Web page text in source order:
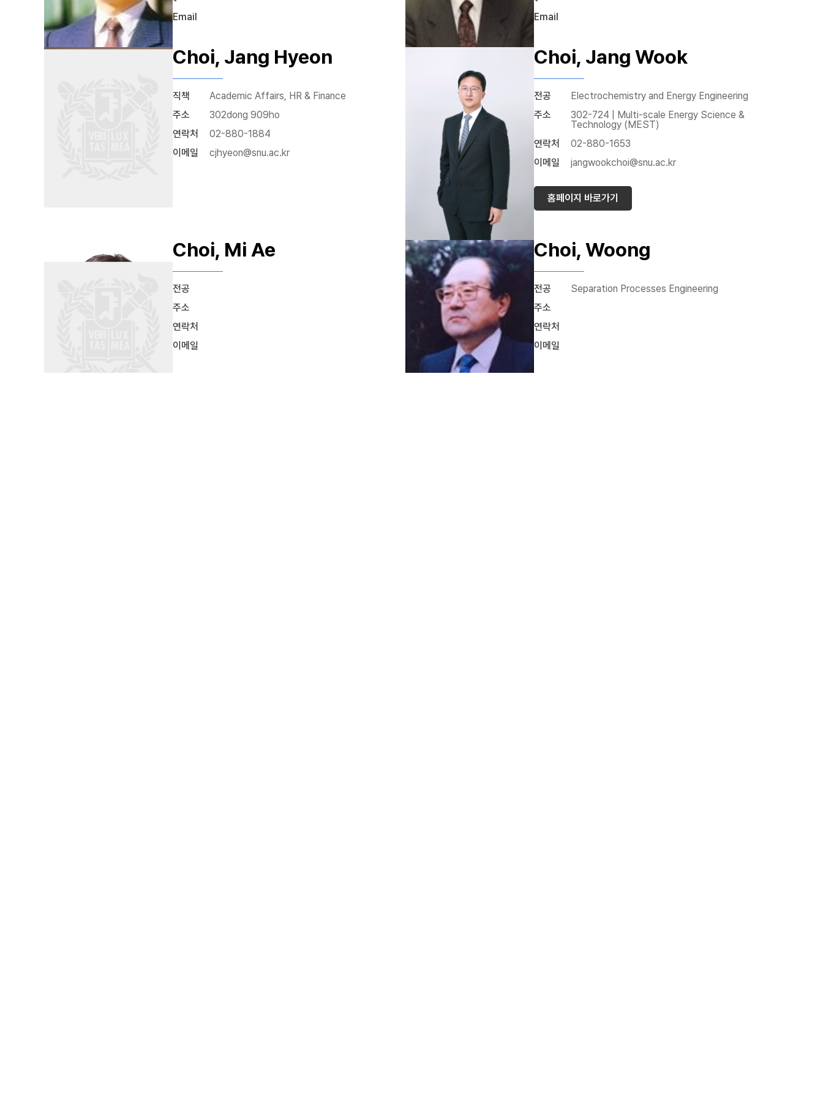
Email
Email
Choi, Jang Hyeon
직책
Academic Affairs, HR & Finance
주소
302dong 909ho
연락처
02-880-1884
이메일
cjhyeon@snu.ac.kr
Choi, Jang Wook
전공
Electrochemistry and Energy Engineering
주소
302-724 | Multi-scale Energy Science &
Technology (MEST)
연락처
02-880-1653
이메일
jangwookchoi@snu.ac.kr
홈페이지 바로가기
Choi, Mi Ae
전공
주소
연락처
이메일
Choi, Woong
전공
Separation Processes Engineering
주소
연락처
이메일